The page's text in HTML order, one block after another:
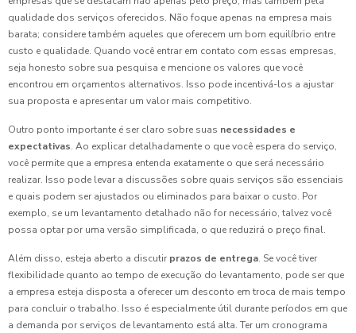
qualidade dos serviços oferecidos. Não foque apenas na empresa mais
barata; considere também aqueles que oferecem um bom equilíbrio entre
custo e qualidade. Quando você entrar em contato com essas empresas,
seja honesto sobre sua pesquisa e mencione os valores que você
encontrou em orçamentos alternativos. Isso pode incentivá-los a ajustar
sua proposta e apresentar um valor mais competitivo.
Outro ponto importante é ser claro sobre suas necessidades e
expectativas. Ao explicar detalhadamente o que você espera do serviço,
você permite que a empresa entenda exatamente o que será necessário
realizar. Isso pode levar a discussões sobre quais serviços são essenciais
e quais podem ser ajustados ou eliminados para baixar o custo. Por
exemplo, se um levantamento detalhado não for necessário, talvez você
possa optar por uma versão simplificada, o que reduzirá o preço final.
Além disso, esteja aberto a discutir prazos de entrega. Se você tiver
flexibilidade quanto ao tempo de execução do levantamento, pode ser que
a empresa esteja disposta a oferecer um desconto em troca de mais tempo
para concluir o trabalho. Isso é especialmente útil durante períodos em que
a demanda por serviços de levantamento está alta. Ter um cronograma